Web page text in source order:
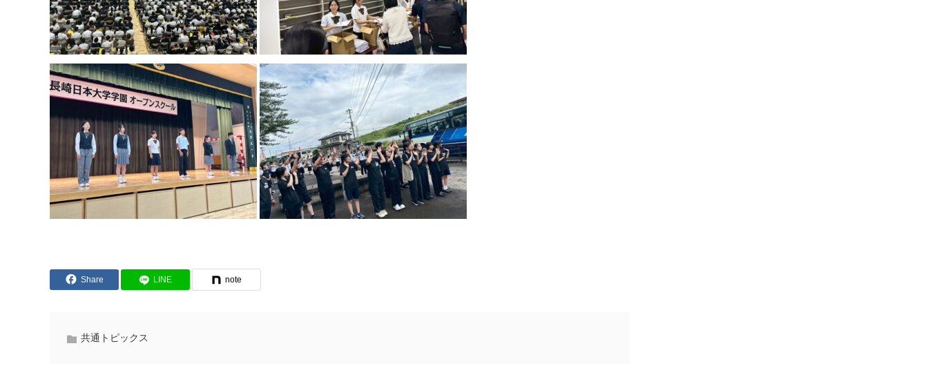
Share LINE note
共通トピックス